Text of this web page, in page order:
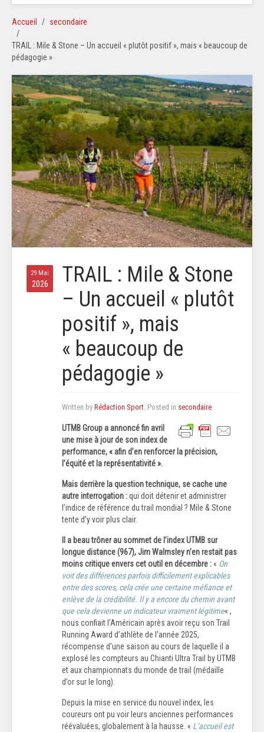
Accueil secondaire
TRAIL : Mile & Stone – Un accueil « plutôt positif », mais « beaucoup de
pédagogie »
29 Mai
2026
TRAIL : Mile & Stone
– Un accueil « plutôt
positif », mais
« beaucoup de
pédagogie »
Written by Rédaction Sport . Posted in secondaire
UTMB Group a annoncé fin avril
une mise à jour de son index de
performance, « afin d’en renforcer la précision,
l’équité et la représentativité ».
Mais derrière la question technique, se cache une
autre interrogation :qui doit détenir et administrer
l’indice de référence du trail mondial ? Mile & Stone
tente d’y voir plus clair.
Il a beau trôner au sommet de l’index UTMB sur
longue distance (967), Jim Walmsley n’en restait pas
moins critique envers cet outil en décembre :« On
voit des différences parfois difficilement explicables
entre des scores, cela crée une certaine méfiance et
enlève de la crédibilité. Il y a encore du chemin avant
que cela devienne un indicateur vraiment légitime« ,
nous confiait l’Américain après avoir reçu son Trail
Running Award d’athlète de l’année 2025,
récompense d’une saison au cours de laquelle il a
explosé les compteurs au Chianti Ultra Trail by UTMB
et aux championnats du monde de trail (médaille
d’or sur le long).
Depuis la mise en service du nouvel index, les
coureurs ont pu voir leurs anciennes performances
réévaluées, globalement à la hausse. « L’accueil est